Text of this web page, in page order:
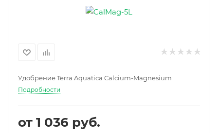
Удобрение Terra Aquatica Calcium-Magnesium
Подробности
от 1 036 руб.